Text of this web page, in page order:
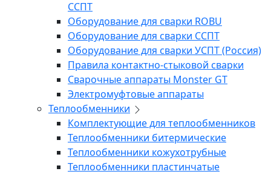
ССПТ
Оборудование для сварки ROBU
Оборудование для сварки ССПТ
Оборудование для сварки УСПТ (Россия)
Правила контактно-стыковой сварки
Сварочные аппараты Monster GT
Электромуфтовые аппараты
Теплообменники
Комплектующие для теплообменников
Теплообменники битермические
Теплообменники кожухотрубные
Теплообменники пластинчатые